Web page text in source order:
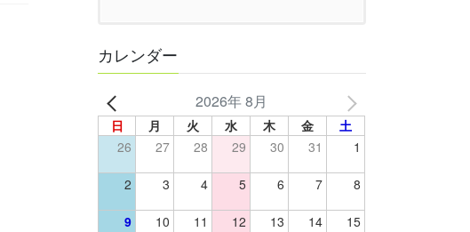
カレンダー
2026年 8月
日 月 火 水 木 金
土
26
27 28 29 30 31 1
2 3 4 5 6 7 8
9 10 11 12 13 14 15